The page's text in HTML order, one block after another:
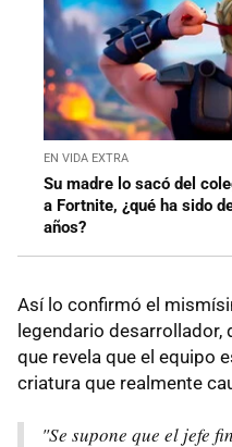
EN VIDA EXTRA
Su madre lo sacó del
a Fortnite, ¿qué ha sido
años?
Así lo confirmó el
legendario desarrollador,
que revela que el equipo
criatura que realmente
"Se supone que el jefe